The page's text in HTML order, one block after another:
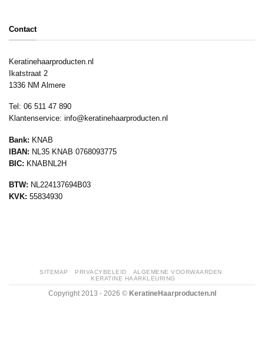
Contact
Keratinehaarproducten.nl
Ikatstraat 2
1336 NM Almere
Tel: 06 511 47 890
Klantenservice: info@keratinehaarproducten.nl
Bank: KNAB
IBAN: NL35 KNAB 0768093775
BIC: KNABNL2H
BTW: NL224137694B03
KVK: 55834930
SITEMAP PRIVACYBELEID
ALGEMENE VOORWAARDEN
KERATINE HAARKLEURING
Copyright 2013 - 2026 © KeratineHaarproducten.nl